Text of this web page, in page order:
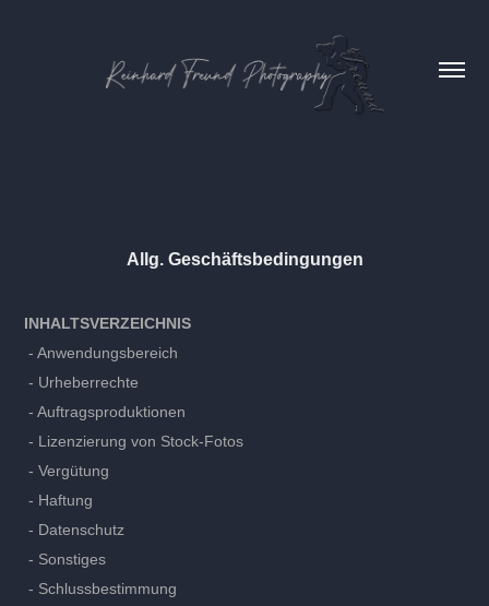
Allg. Geschäftsbedingungen
INHALTSVERZEICHNIS
- Anwendungsbereich
- Urheberrechte
- Auftragsproduktionen
- Lizenzierung von Stock-Fotos
- Vergütung
- Haftung
- Datenschutz
- Sonstiges
- Schlussbestimmung